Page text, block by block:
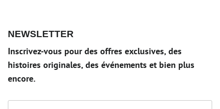
NEWSLETTER
Inscrivez-vous pour des offres exclusives, des
histoires originales, des événements et bien plus
encore.